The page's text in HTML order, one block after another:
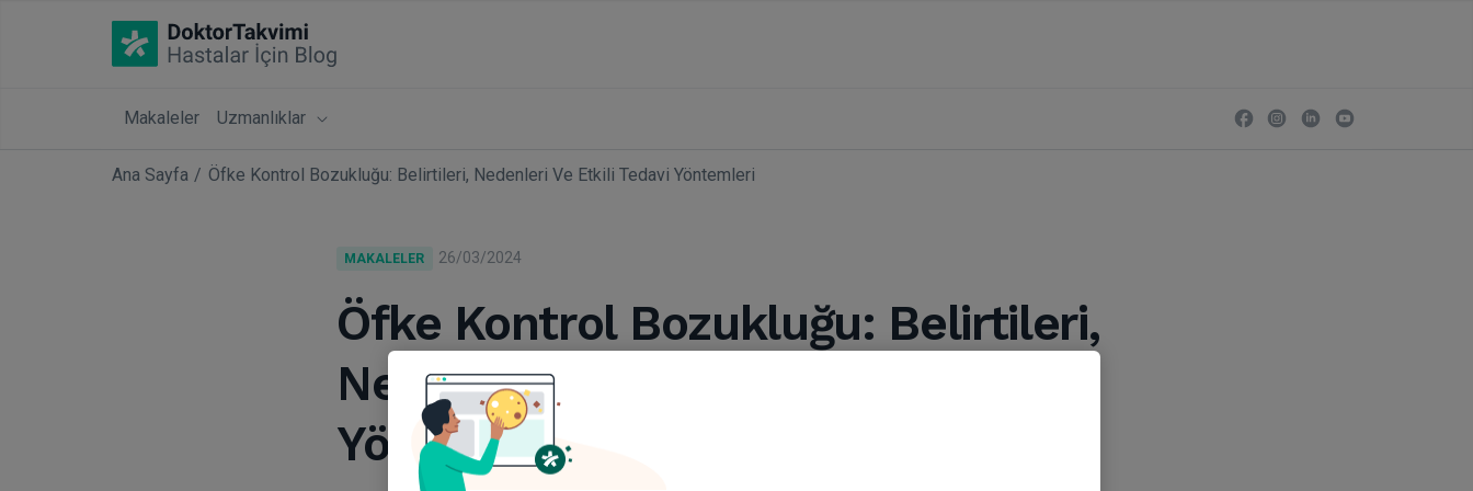
Makaleler Uzmanlıklar
Ana Sayfa Öfke Kontrol Bozukluğu: Belirtileri, Nedenleri Ve Etkili Tedavi Yöntemleri
MAKALELER 26/03/2024
Öfke Kontrol Bozukluğu: Belirtileri,
Nedenleri Ve Etkili Tedavi
Yöntemleri